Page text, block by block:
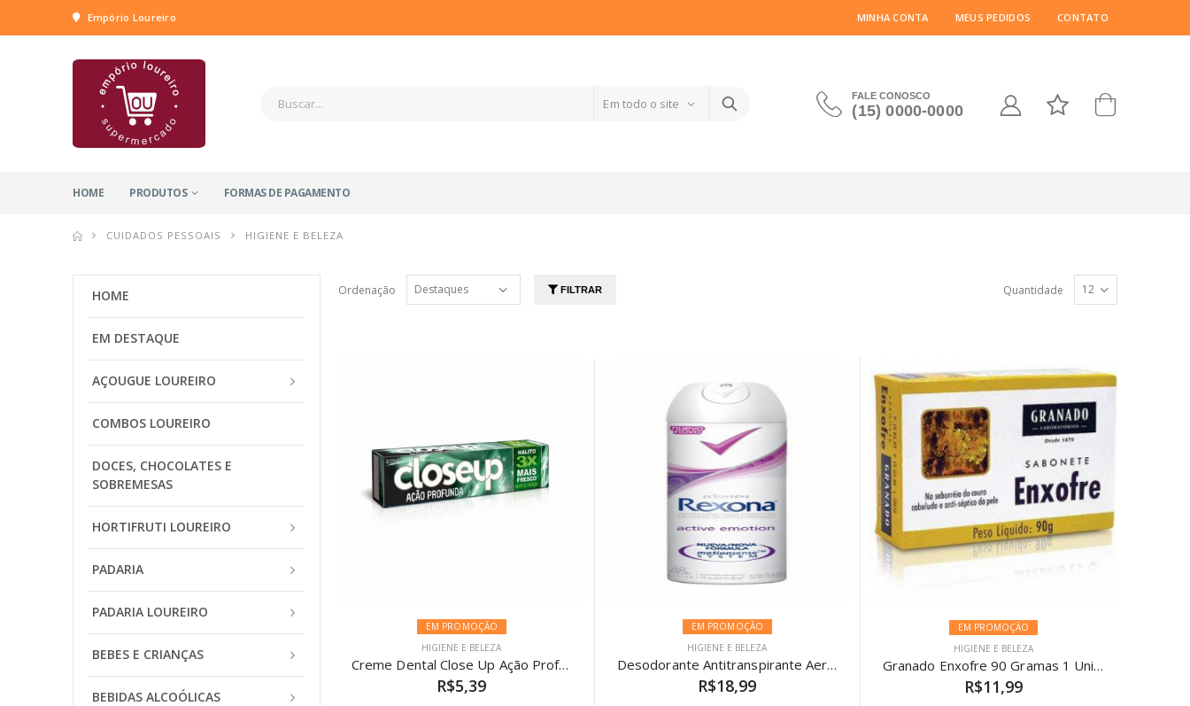
Empório Loureiro MINHA CONTA MEUS PEDIDOS CONTATO
FALE CONOSCO
(15) 0000-0000
HOME PRODUTOS FORMAS DE PAGAMENTO
CUIDADOS PESSOAIS HIGIENE E BELEZA
Ordenação FILTRAR Quantidade
EM PROMOÇÃO
HIGIENE E BELEZA
Creme Dental Close Up Ação Profunda Menthol Paradise 90G
R$5,39
EM PROMOÇÃO
HIGIENE E BELEZA
Desodorante Antitranspirante Aerosol Rexona Women Active Emotion 105G
R$18,99
EM PROMOÇÃO
HIGIENE E BELEZA
Granado Enxofre 90 Gramas 1 Unidades
R$11,99
HOME
EM DESTAQUE
AÇOUGUE LOUREIRO
COMBOS LOUREIRO
DOCES, CHOCOLATES E
SOBREMESAS
HORTIFRUTI LOUREIRO
PADARIA
PADARIA LOUREIRO
BEBES E CRIANÇAS
BEBIDAS ALCOÓLICAS